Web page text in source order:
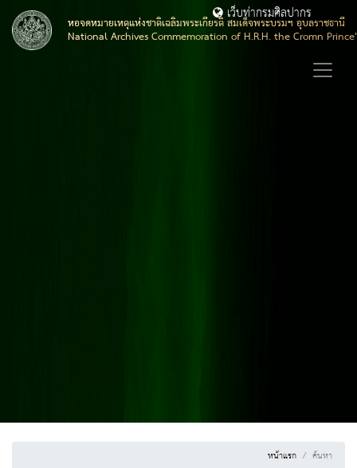
หอจดหมายเหตุแห่งชาติเฉลิมพระเกียรติ สมเด็จพระบรมฯ อุบลราชธานี
National Archives Commemoration of H.R.H. the Cromn
เว็บท่ากรมศิลปากร
หน้าแรก ค้นหา